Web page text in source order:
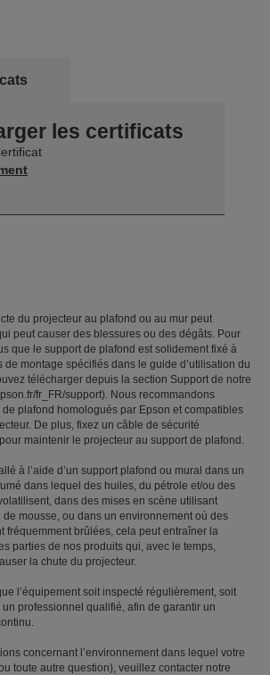
les certificats
du projecteur au plafond ou au mur peut
peut causer des blessures ou des dégâts. Pour
que le support de plafond est solidement fixé à
de montage spécifiés dans le guide d’utilisation du
télécharger depuis la section Support de notre
fr_FR/support). Nous recommandons
de plafond homologués par Epson et compatibles
De plus, fixez un câble de sécurité
maintenir le projecteur au support de plafond.
à l’aide d’un support plafond ou mural dans un
dans lequel des huiles, du pétrole et/ou des
dans des mises en scène utilisant
mousse, ou dans un environnement où des
fréquemment brûlées, cela peut entraîner la
parties de nos produits qui, avec le temps,
la chute du projecteur.
l’équipement soit inspecté régulièrement, soit
un professionnel qualifié, afin de garantir un
concernant l’environnement dans lequel votre
toute autre question), veuillez contacter notre